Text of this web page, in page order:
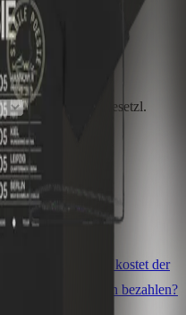
Preis inkl. der gesetzl.
Was kostet der
Wie kann ich bezahlen?